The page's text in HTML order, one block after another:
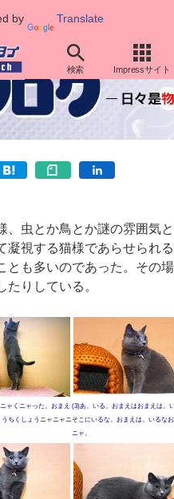
by Translate
検索 Impressサイト
虫とか鳥とか謎の雰囲気と
凝視する猫様であらせられる
とも多いのであった。その場
りしている。
ャくニャった。おまえ
ちくしょうニャニャニ
(3)あ。いる。おまえはおまえは。
そこにいるな。おまえは。いるな
ニャ。